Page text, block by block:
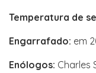
Temperatura de
Engarrafado: em
Enólogos: Charles